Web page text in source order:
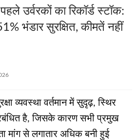
उर्वरकों का रिकॉर्ड स्टॉक:
भंडार सुरक्षित, कीमतें नहीं
व्यवस्था वर्तमान में सुदृढ़, स्थिर
है, जिसके कारण सभी प्रमुख
मांग से लगातार अधिक बनी हुई